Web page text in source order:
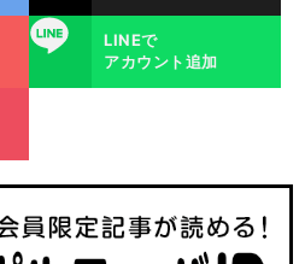
LINE
LINEで
アカウント追加